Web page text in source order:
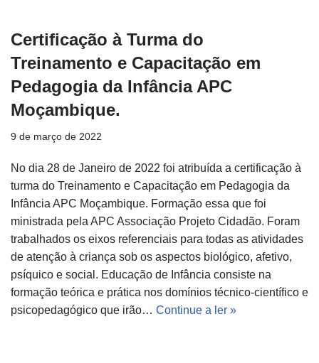
Certificação à Turma do
Treinamento e Capacitação em
Pedagogia da Infância APC
Moçambique.
9 de março de 2022
No dia 28 de Janeiro de 2022 foi atribuída a certificação à
turma do Treinamento e Capacitação em Pedagogia da
Infância APC Moçambique. Formação essa que foi
ministrada pela APC Associação Projeto Cidadão. Foram
trabalhados os eixos referenciais para todas as atividades
de atenção à criança sob os aspectos biológico, afetivo,
psíquico e social. Educação de Infância consiste na
formação teórica e prática nos domínios técnico-científico e
psicopedagógico que irão… Continue a ler »